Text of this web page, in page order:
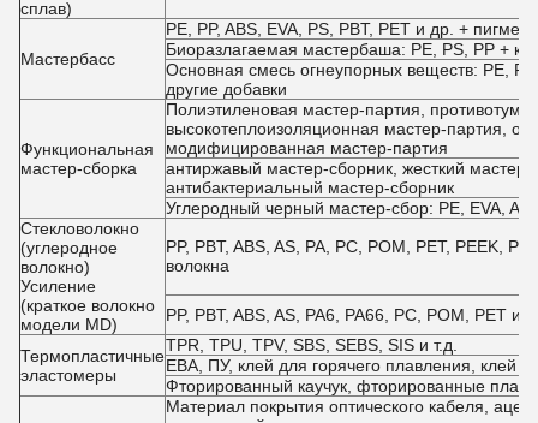
сплав)
Мастербасс
PE, PP, ABS, EVA, PS, PBT, PET и др. +
Биоразлагаемая мастербаша: PE, PS, PP +
Основная смесь огнеупорных веществ: PE,
другие добавки
Функциональная
мастер-сборка
Полиэтиленовая мастер-партия,
высокотеплоизоляционная мастер-партия,
модифицированная мастер-партия
антиржавый мастер-сборник, жесткий мастер-
антибактериальный мастер-сборник
Углеродный черный мастер-сбор: PE, EVA,
Стекловолокно
(углеродное
волокно)
Усиление
(краткое волокно
модели MD)
PP, PBT, ABS, AS, PA, PC, POM, PET, PEEK,
волокна
PP, PBT, ABS, AS, PA6, PA66, PC, POM, PET и
Термопластичные
эластомеры
TPR, TPU, TPV, SBS, SEBS, SIS и т.д.
ЕВА, ПУ, клей для горячего плавления, клей
Фторированный каучук, фторированные
Материал покрытия оптического кабеля,